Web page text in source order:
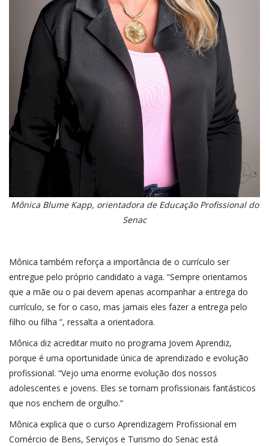
Mônica Blume Kapp, orientadora de Educação Profissional do
Senac
Mônica também reforça a importância de o currículo ser
entregue pelo próprio candidato a vaga. “Sempre orientamos
que a mãe ou o pai devem apenas acompanhar a entrega do
currículo, se for o caso, mas jamais eles fazer a entrega pelo
filho ou filha ”, ressalta a orientadora.
Mônica diz acreditar muito no programa Jovem Aprendiz,
porque é uma oportunidade única de aprendizado e evolução
profissional. “Vejo uma enorme evolução dos nossos
adolescentes e jovens. Eles se tornam profissionais fantásticos
que nos enchem de orgulho.”
Mônica explica que o curso Aprendizagem Profissional em
Comércio de Bens, Serviços e Turismo do Senac está